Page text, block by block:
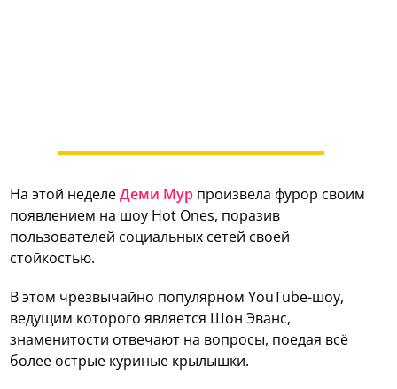
На этой неделеДеми Мур произвела фурор своим
появлением на шоу Hot Ones, поразив
пользователей социальных сетей своей
стойкостью.
В этом чрезвычайно популярном YouTube-шоу,
ведущим которого является Шон Эванс,
знаменитости отвечают на вопросы, поедая всё
более острые куриные крылышки.